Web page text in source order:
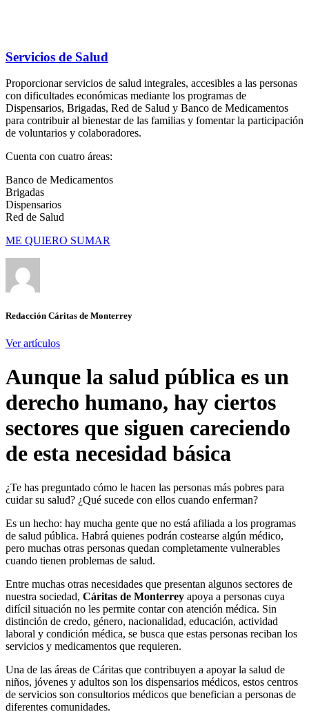
Servicios de Salud
Proporcionar servicios de salud integrales, accesibles a las personas
con dificultades económicas mediante los programas de
Dispensarios, Brigadas, Red de Salud y Banco de Medicamentos
para contribuir al bienestar de las familias y fomentar la participación
de voluntarios y colaboradores.
Cuenta con cuatro áreas:
Banco de Medicamentos
Brigadas
Dispensarios
Red de Salud
ME QUIERO SUMAR
Redacción Cáritas de Monterrey
Ver artículos
Aunque la salud pública es un
derecho humano, hay ciertos
sectores que siguen careciendo
de esta necesidad básica
¿Te has preguntado cómo le hacen las personas más pobres para
cuidar su salud? ¿Qué sucede con ellos cuando enferman?
Es un hecho: hay mucha gente que no está afiliada a los programas
de salud pública. Habrá quienes podrán costearse algún médico,
pero muchas otras personas quedan completamente vulnerables
cuando tienen problemas de salud.
Entre muchas otras necesidades que presentan algunos sectores de
nuestra sociedad, Cáritas de Monterrey apoya a personas cuya
difícil situación no les permite contar con atención médica. Sin
distinción de credo, género, nacionalidad, educación, actividad
laboral y condición médica, se busca que estas personas reciban los
servicios y medicamentos que requieren.
Una de las áreas de Cáritas que contribuyen a apoyar la salud de
niños, jóvenes y adultos son los dispensarios médicos, estos centros
de servicios son consultorios médicos que benefician a personas de
diferentes comunidades.